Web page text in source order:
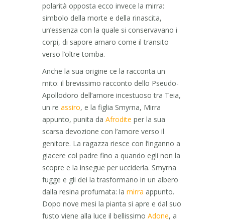
polarità opposta ecco invece la mirra:
simbolo della morte e della rinascita,
un’essenza con la quale si conservavano i
corpi, di sapore amaro come il transito
verso l’oltre tomba.
Anche la sua origine ce la racconta un
mito: il brevissimo racconto dello Pseudo-
Apollodoro dell’amore incestuoso tra Teia,
un re assiro, e la figlia Smyrna, Mirra
appunto, punita da Afrodite per la sua
scarsa devozione con l’amore verso il
genitore. La ragazza riesce con l’inganno a
giacere col padre fino a quando egli non la
scopre e la insegue per ucciderla. Smyrna
fugge e gli dei la trasformano in un albero
dalla resina profumata: la mirra appunto.
Dopo nove mesi la pianta si apre e dal suo
fusto viene alla luce il bellissimo Adone, a